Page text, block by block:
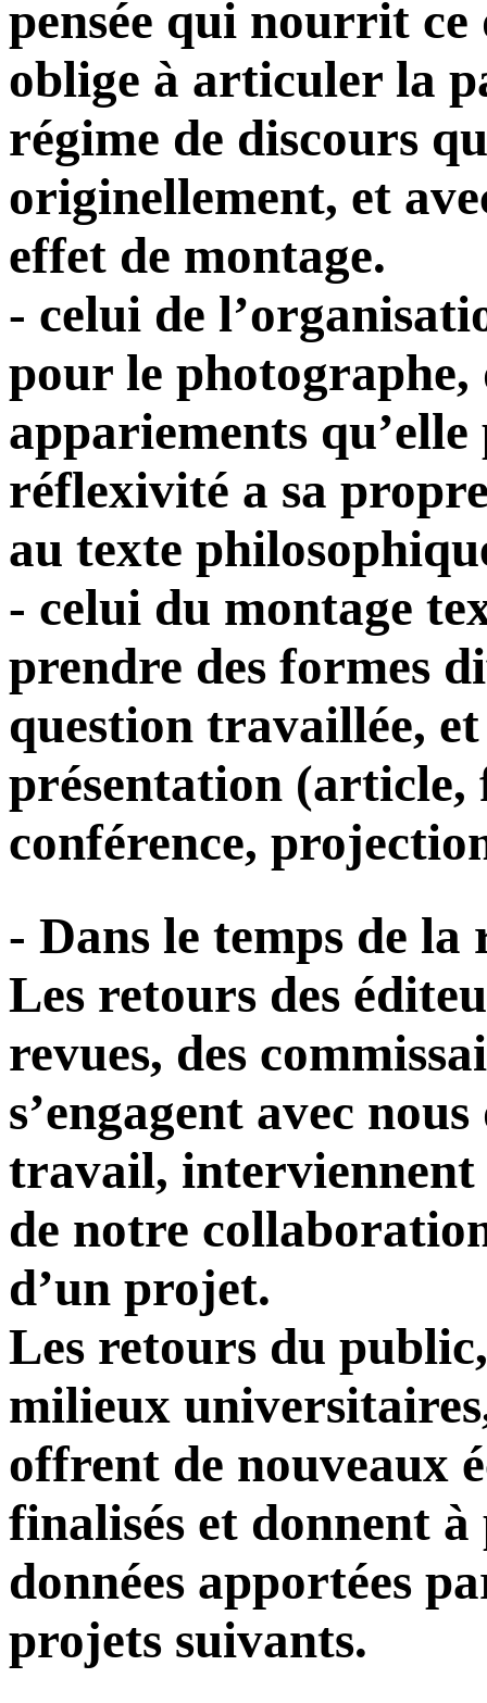
pensée qui nourrit ce
oblige à articuler la
régime de discours
originellement, et
effet de montage.
- celui de
pour le photographe,
appariements
réflexivité a sa
au texte
- celui du montage
prendre des formes
question travaillée,
présentation (article,
conférence,
- Dans le temps de la
Les retours des
revues, des
s’engagent avec
travail, interviennent
de notre
d’un projet.
Les retours du
milieux
offrent de nouveaux
finalisés et donnent à
données apportées
projets suivants.